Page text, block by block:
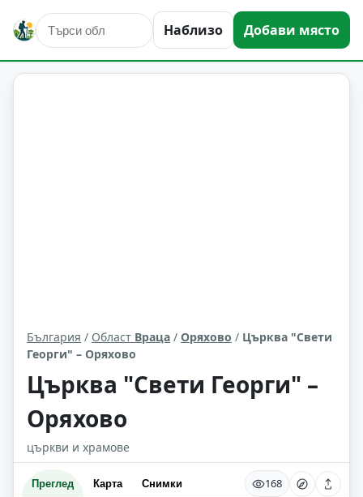
Наблизо Добави място
култура и изкуство Оряхово Област: Враца
България / Област Враца / Оряхово / Църква "Свети
Георги" – Оряхово
Църква "Свети Георги" –
Оряхово
църкви и храмове
Преглед Карта Снимки 168